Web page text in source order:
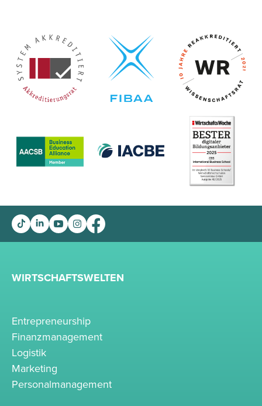
WIRTSCHAFTSWELTEN
Entrepreneurship
Finanzmanagement
Logistik
Marketing
Personalmanagement